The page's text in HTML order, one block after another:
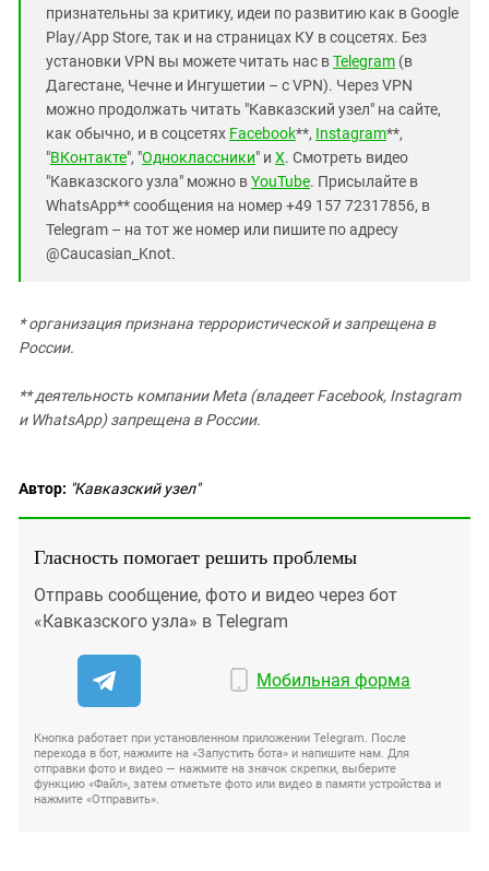
признательны за критику, идеи по развитию как в Google
Play/App Store, так и на страницах КУ в соцсетях. Без
установки VPN вы можете читать нас вTelegram (в
Дагестане, Чечне и Ингушетии – с VPN). Через VPN
можно продолжать читать "Кавказский узел" на сайте,
как обычно, и в соцсетях Facebook**, Instagram**,
"ВКонтакте", "Одноклассники" и X. Смотреть видео
"Кавказского узла" можно вYouTube. Присылайте в
WhatsApp** сообщения на номер +49 157 72317856, в
Telegram – на тот же номер или пишите по адресу
@Caucasian_Knot.
* организация признана террористической и запрещена в
России.
** деятельность компании Meta (владеет Facebook, Instagram
и WhatsApp) запрещена в России.
Автор: "Кавказский узел"
Гласность помогает решить проблемы
Отправь сообщение, фото и видео через бот
«Кавказского узла» в Telegram
Мобильная форма
Кнопка работает при установленном приложении Telegram. После
перехода в бот, нажмите на «Запустить бота» и напишите нам. Для
отправки фото и видео — нажмите на значок скрепки, выберите
функцию «Файл», затем отметьте фото или видео в памяти устройства и
нажмите «Отправить».